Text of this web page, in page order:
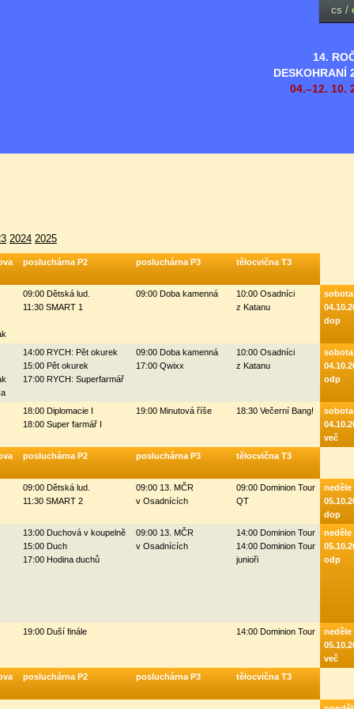
14.
DESKOHRANÍ
04.–12. 10.
cs /
2024 2025
posluchárna P2 posluchárna P3 tělocvična T3
09:00 Dětská lud.
11:30 SMART 1
09:00 Doba kamenná
10:00 Osadníci
z Katanu
sobota
dop
14:00 RYCH: Pět okurek
15:00 Pět okurek
17:00 RYCH: Superfarmář
09:00 Doba kamenná
17:00 Qwixx
10:00 Osadníci
z Katanu
sobota
odp
18:00 Diplomacie I
18:00 Super farmář I
19:00 Minutová říše 18:30 Večerní Bang!
sobota
več
posluchárna P2 posluchárna P3 tělocvična T3
09:00 Dětská lud.
11:30 SMART 2
09:00 13. MČR
v Osadnících
09:00 Dominion Tour
QT
neděle
dop
13:00 Duchová v koupelně
15:00 Duch
17:00 Hodina duchů
09:00 13. MČR
v Osadnících
14:00 Dominion Tour
14:00 Dominion Tour
junioři
neděle
odp
19:00 Duší finále 14:00 Dominion Tour
neděle
več
posluchárna P2 posluchárna P3 tělocvična T3